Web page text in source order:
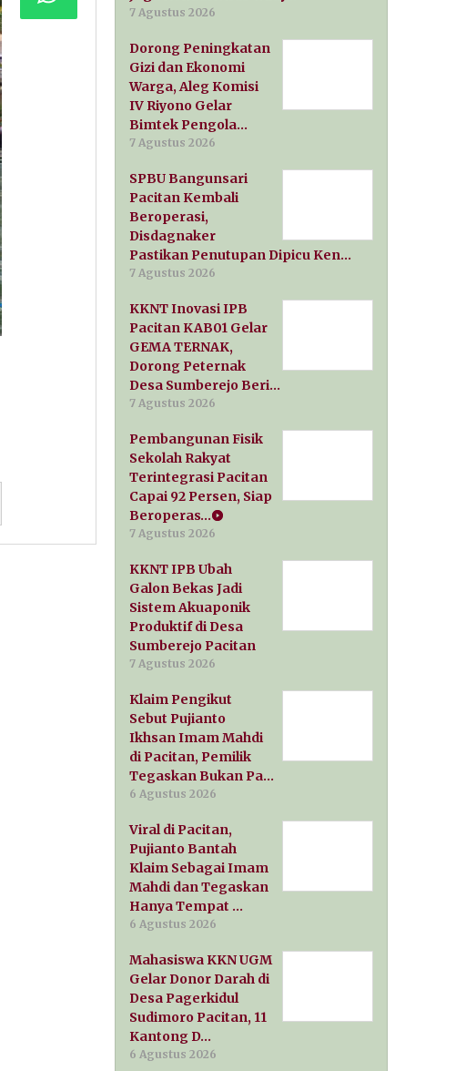
7 Agustus 2026
Dorong Peningkatan
Gizi dan Ekonomi
Warga, Aleg Komisi
IV Riyono Gelar
Bimtek Pengola…
7 Agustus 2026
SPBU Bangunsari
Pacitan Kembali
Beroperasi,
Disdagnaker
Pastikan Penutupan Dipicu Ken…
7 Agustus 2026
KKNT Inovasi IPB
Pacitan KAB01 Gelar
GEMA TERNAK,
Dorong Peternak
Desa Sumberejo Beri…
7 Agustus 2026
Pembangunan Fisik
Sekolah Rakyat
Terintegrasi Pacitan
Capai 92 Persen, Siap
Beroperas…
7 Agustus 2026
KKNT IPB Ubah
Galon Bekas Jadi
Sistem Akuaponik
Produktif di Desa
Sumberejo Pacitan
7 Agustus 2026
Klaim Pengikut
Sebut Pujianto
Ikhsan Imam Mahdi
di Pacitan, Pemilik
Tegaskan Bukan Pa…
6 Agustus 2026
Viral di Pacitan,
Pujianto Bantah
Klaim Sebagai Imam
Mahdi dan Tegaskan
Hanya Tempat …
6 Agustus 2026
Mahasiswa KKN UGM
Gelar Donor Darah di
Desa Pagerkidul
Sudimoro Pacitan, 11
Kantong D…
6 Agustus 2026